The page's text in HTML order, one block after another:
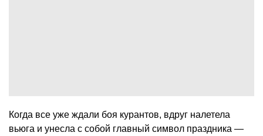
Когда все уже ждали боя курантов, вдруг налетела
вьюга и унесла с собой главный символ праздника —